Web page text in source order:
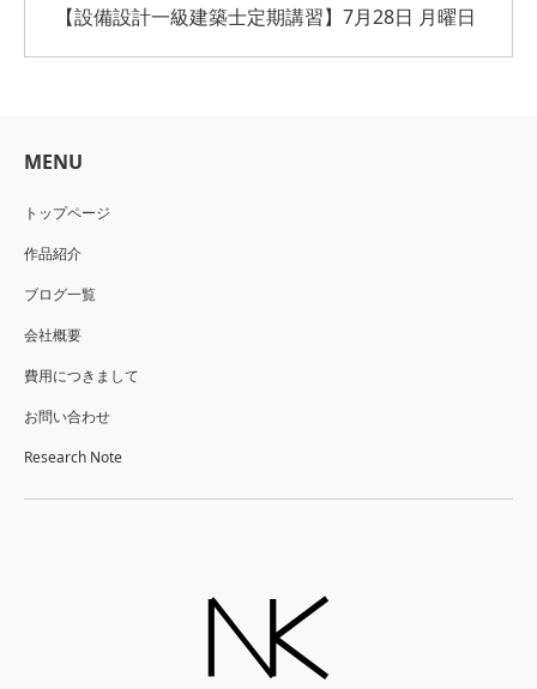
【設備設計一級建築士定期講習】7月28日 月曜日
MENU
トップページ
作品紹介
ブログ一覧
会社概要
費用につきまして
お問い合わせ
Research Note